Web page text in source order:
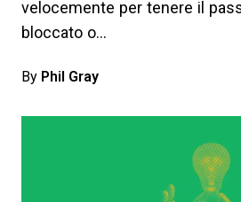
velocemente per tenere il
bloccato o…
By Phil Gray